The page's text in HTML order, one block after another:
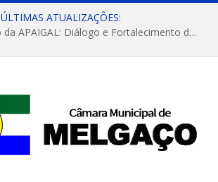
ÚLTIMAS ATUALIZAÇÕES:
Convite: Encontro da APAIGAL: Diálogo e Fortalecimento da Agricultura Familiar